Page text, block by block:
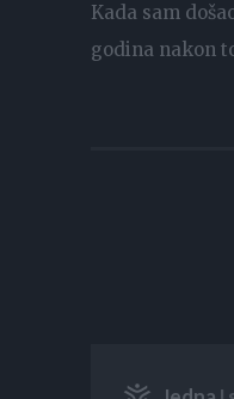
Kada sam
godina nakon